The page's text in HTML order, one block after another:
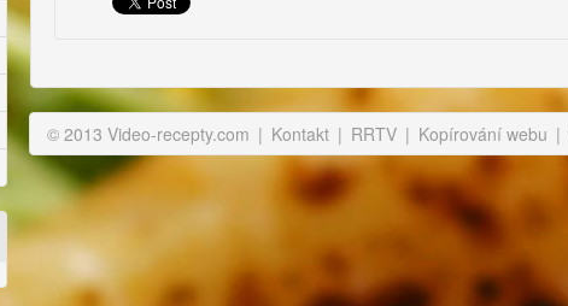
© 2013 Video-recepty.com | Kontakt | RRTV | Kopírování webu |